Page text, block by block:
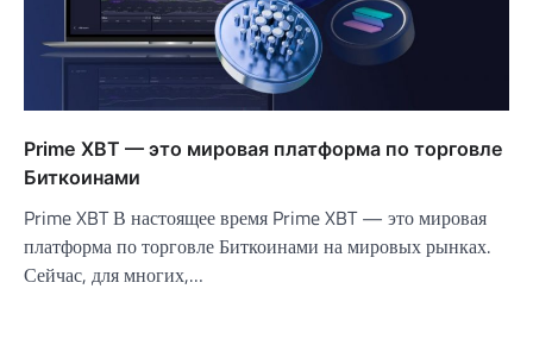
Prime XBT — это мировая платформа по торговле
Биткоинами
Prime XBT В настоящее время Prime XBT — это мировая
платформа по торговле Биткоинами на мировых рынках.
Сейчас, для многих,…